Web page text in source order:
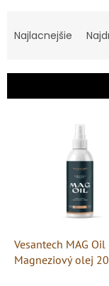
i
Najlacnejšie
Vesantech MAG Oil
Magneziový olej